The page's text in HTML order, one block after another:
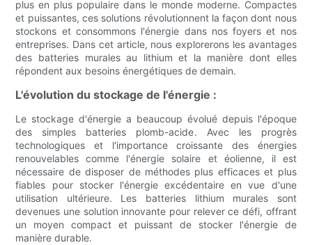
plus en plus populaire dans le monde moderne. Compactes
et puissantes, ces solutions révolutionnent la façon dont nous
stockons et consommons l'énergie dans nos foyers et nos
entreprises. Dans cet article, nous explorerons les avantages
des batteries murales au lithium et la manière dont elles
répondent aux besoins énergétiques de demain.
L'évolution du stockage de l'énergie :
Le stockage d'énergie a beaucoup évolué depuis l'époque
des simples batteries plomb-acide. Avec les progrès
technologiques et l'importance croissante des énergies
renouvelables comme l'énergie solaire et éolienne, il est
nécessaire de disposer de méthodes plus efficaces et plus
fiables pour stocker l'énergie excédentaire en vue d'une
utilisation ultérieure. Les batteries lithium murales sont
devenues une solution innovante pour relever ce défi, offrant
un moyen compact et puissant de stocker l'énergie de
manière durable.